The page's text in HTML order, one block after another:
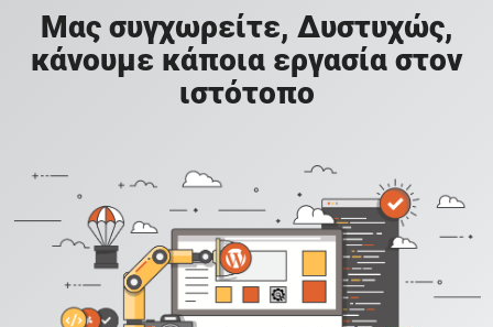
Μας συγχωρείτε, Δυστυχώς,
κάνουμε κάποια εργασία στον
ιστότοπο